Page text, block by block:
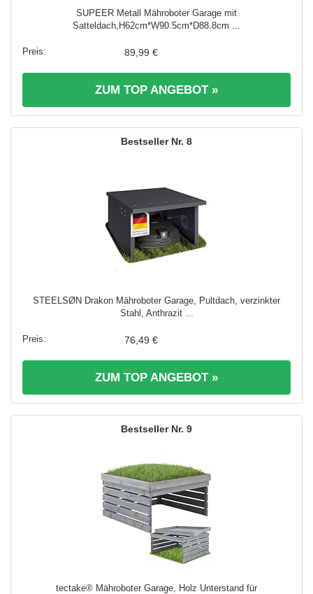
SUPEER Metall Mähroboter Garage mit
Satteldach,H62cm*W90.5cm*D88.8cm ...
89,99 €
ZUM TOP ANGEBOT »
8
STEELSØN Drakon Mähroboter Garage, Pultdach, verzinkter
Stahl, Anthrazit ...
76,49 €
ZUM TOP ANGEBOT »
9
tectake® Mähroboter Garage, Holz Unterstand für